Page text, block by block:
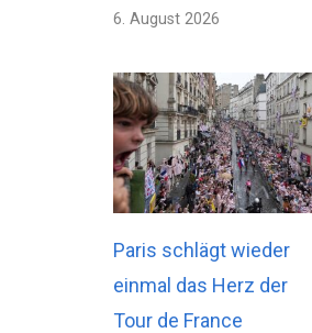
6. August 2026
Paris schlägt wieder
einmal das Herz der
Tour de France